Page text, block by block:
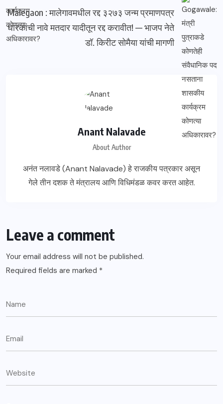
Malegaon : मालेगावमधील रद्द ३२७३ जन्म प्रमाणपत्र
धारकांची नावे मतदार यादीतून रद्द करावीत! — भाजप नेते
डॉ. किरीट सोमैया यांची मागणी
Anant Nalavade
About Author
अनंत नलावडे (Anant Nalavade) हे राजकीय पत्रकार असून
गेले तीन दशक ते मंत्रालय आणि विधिमंडळ कवर करत आहेत.
Leave a comment
Your email address will not be published.
Required fields are marked *